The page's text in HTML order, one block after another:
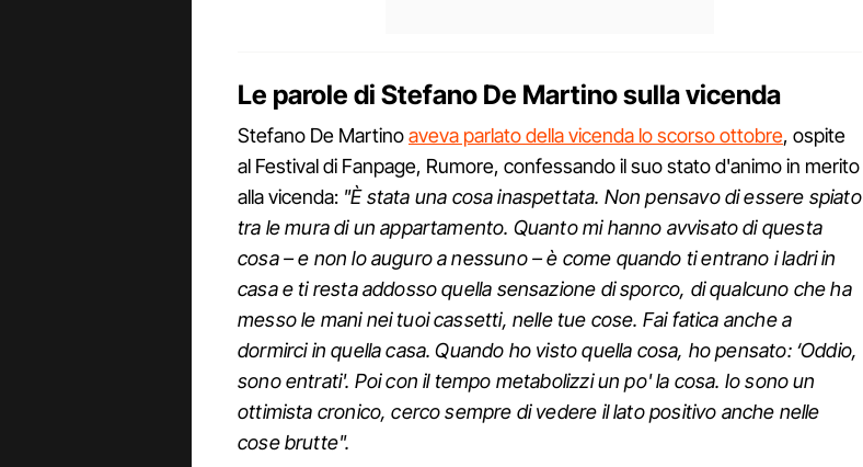
Le parole di Stefano De Martino sulla vicenda
Stefano De Martinoaveva parlato della vicenda lo scorso ottobre, ospite
al Festival di Fanpage, Rumore, confessando il suo stato d'animo in merito
alla vicenda: "È stata una cosa inaspettata. Non pensavo di essere spiato
tra le mura di un appartamento. Quanto mi hanno avvisato di questa
cosa – e non lo auguro a nessuno – è come quando ti entrano i ladri in
casa e ti resta addosso quella sensazione di sporco, di qualcuno che ha
messo le mani nei tuoi cassetti, nelle tue cose. Fai fatica anche a
dormirci in quella casa. Quando ho visto quella cosa, ho pensato: ‘Oddio,
sono entrati'. Poi con il tempo metabolizzi un po' la cosa. Io sono un
ottimista cronico, cerco sempre di vedere il lato positivo anche nelle
cose brutte".